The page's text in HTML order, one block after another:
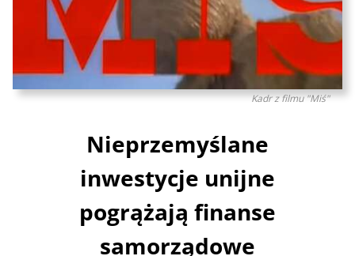
Kadr z filmu "Miś"
Nieprzemyślane
inwestycje unijne
pogrążają finanse
samorządowe